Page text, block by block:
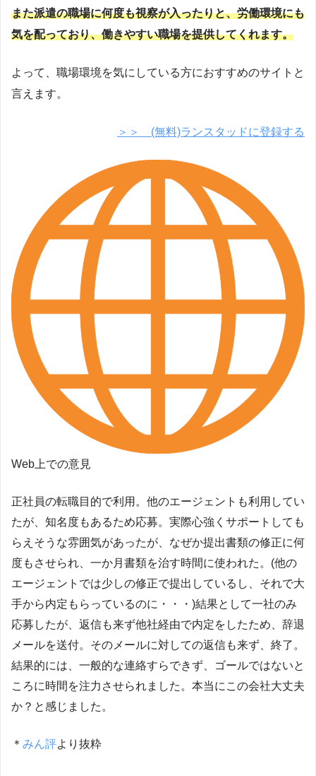
また派遣の職場に何度も視察が入ったりと、労働環境にも
気を配っており、働きやすい職場を提供してくれます。
よって、職場環境を気にしている方におすすめのサイトと
言えます。
＞＞ (無料)ランスタッドに登録する
Web上での意見
正社員の転職目的で利用。他のエージェントも利用してい
たが、知名度もあるため応募。実際心強くサポートしても
らえそうな雰囲気があったが、なぜか提出書類の修正に何
度もさせられ、一か月書類を治す時間に使われた。(他の
エージェントでは少しの修正で提出しているし、それで大
手から内定もらっているのに・・・)結果として一社のみ
応募したが、返信も来ず他社経由で内定をしたため、辞退
メールを送付。そのメールに対しての返信も来ず、終了。
結果的には、一般的な連絡すらできず、ゴールではないと
ころに時間を注力させられました。本当にこの会社大丈夫
か？と感じました。
＊ みん評より抜粋